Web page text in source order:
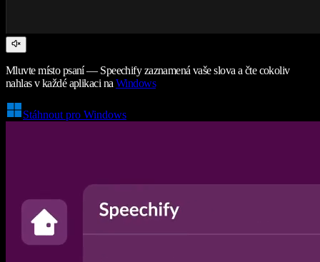
Mluvte místo psaní — Speechify zaznamená vaše slova a čte cokoliv
nahlas v každé aplikaci na Windows
Stáhnout pro Windows